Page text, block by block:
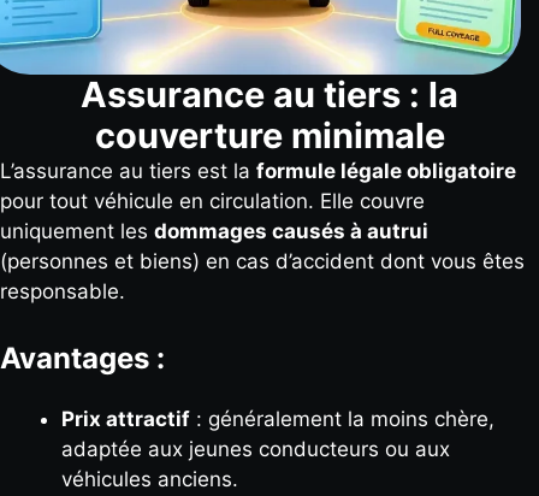
Assurance au tiers : la
couverture minimale
L’assurance au tiers est la formule légale obligatoire
pour tout véhicule en circulation. Elle couvre
uniquement les dommages causés à autrui
(personnes et biens) en cas d’accident dont vous êtes
responsable.
Avantages :
Prix attractif : généralement la moins chère,
adaptée aux jeunes conducteurs ou aux
véhicules anciens.